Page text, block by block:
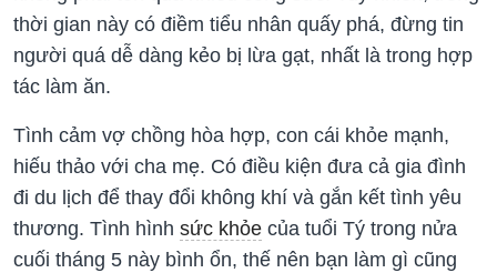
thời gian này có điềm tiểu nhân quấy phá, đừng tin
người quá dễ dàng kẻo bị lừa gạt, nhất là trong hợp
tác làm ăn.
Tình cảm vợ chồng hòa hợp, con cái khỏe mạnh,
hiếu thảo với cha mẹ. Có điều kiện đưa cả gia đình
đi du lịch để thay đổi không khí và gắn kết tình yêu
thương. Tình hình sức khỏe của tuổi Tý trong nửa
cuối tháng 5 này bình ổn, thế nên bạn làm gì cũng